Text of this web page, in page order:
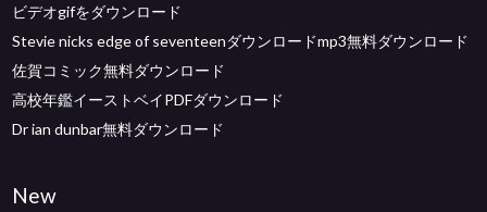
ビデオgifをダウンロード
Stevie nicks edge of seventeenダウンロードmp3無料ダウンロード
佐賀コミック無料ダウンロード
高校年鑑イーストベイPDFダウンロード
Dr ian dunbar無料ダウンロード
New